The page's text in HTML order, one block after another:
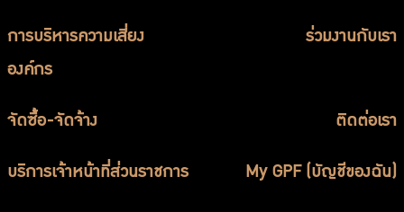
การบริหารความเสี่ยง
องค์กร
ร่วมงานกับเรา
จัดซื้อ-จัดจ้าง ติดต่อเรา
บริการเจ้าหน้าที่ส่วนราชการ My GPF (บัญชีของฉัน)